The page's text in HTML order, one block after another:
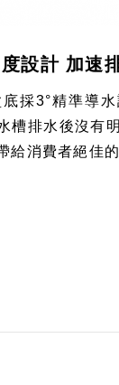
設計 加速
採3°精準導
槽排水後沒有
給消費者絕佳